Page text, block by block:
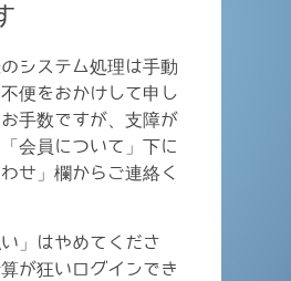
システム処理は手動
便をおかけして申し
手数ですが、支障が
会員について」下に
せ」欄からご連絡く
」はやめてくださ
が狂いログインでき